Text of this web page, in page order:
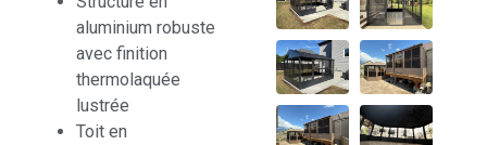
aluminium robuste
avec finition
thermolaquée
lustrée
Toit en